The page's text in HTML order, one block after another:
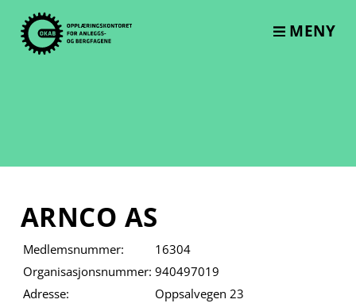
content
MENY
ARNCO AS
Medlemsnummer:
16304
Organisasjonsnummer: 940497019
Adresse:
Oppsalvegen 23